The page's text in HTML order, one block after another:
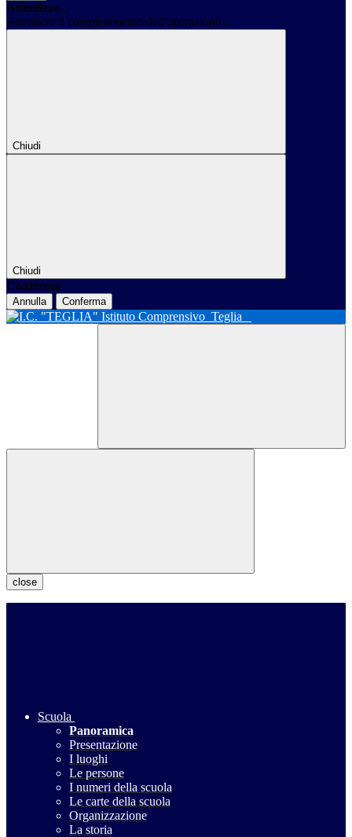
Attendere...
Attendere il completamento dell'operazione...
Chiudi
Chiudi
Conferma
Annulla Conferma
Istituto Comprensivo Teglia
close
Scuola
Panoramica
Presentazione
I luoghi
Le persone
I numeri della scuola
Le carte della scuola
Organizzazione
La storia